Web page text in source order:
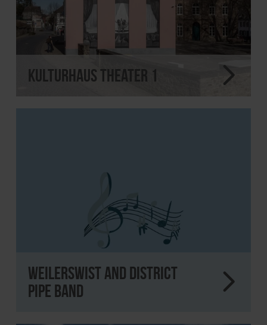
Kulturhaus theater 1
Weilerswist and District
Pipe Band